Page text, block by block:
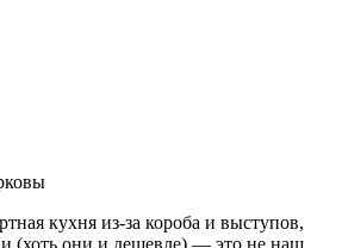
кухня из-за короба и выступов,
(хоть они и дешевле) — это не наш